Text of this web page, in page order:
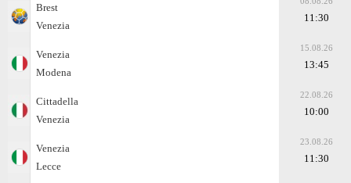
Brest
Venezia
11:30
Venezia
Modena
15.08.26
13:45
Cittadella
Venezia
22.08.26
10:00
Venezia
Lecce
23.08.26
11:30